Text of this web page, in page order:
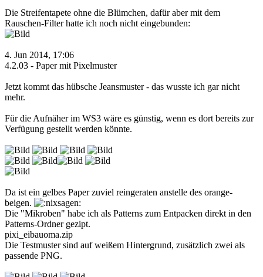
Die Streifentapete ohne die Blümchen, dafür aber mit dem
Rauschen-Filter hatte ich noch nicht eingebunden:
4. Jun 2014, 17:06
4.2.03 - Paper mit Pixelmuster
Jetzt kommt das hübsche Jeansmuster - das wusste ich gar nicht
mehr.
Für die Aufnäher im WS3 wäre es günstig, wenn es dort bereits zur
Verfügung gestellt werden könnte.
Da ist ein gelbes Paper zuviel reingeraten anstelle des orange-
beigen.
Die "Mikroben" habe ich als Patterns zum Entpacken direkt in den
Patterns-Ordner gezipt.
pixi_eibauoma.zip
Die Testmuster sind auf weißem Hintergrund, zusätzlich zwei als
passende PNG.